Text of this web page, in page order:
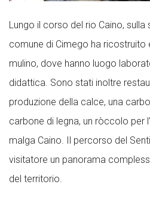
Lungo il corso del rio Caino, sulla
comune di Cimego ha ricostruito
mulino, dove hanno luogo
didattica. Sono stati inoltre
produzione della calce, una
carbone di legna, un ròccolo per
malga Caino. Il percorso del
visitatore un panorama
del territorio.